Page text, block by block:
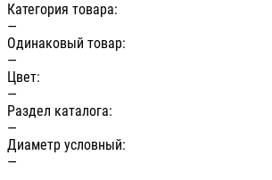
Категория товара:
—
Одинаковый товар:
—
Цвет:
—
Раздел каталога:
—
Диаметр условный:
—